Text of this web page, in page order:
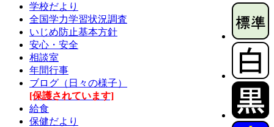
学校だより
全国学力学習状況調査
いじめ防止基本方針
安心・安全
相談室
年間行事
ブログ（日々の様子）
[保護されています]
給食
保健だより